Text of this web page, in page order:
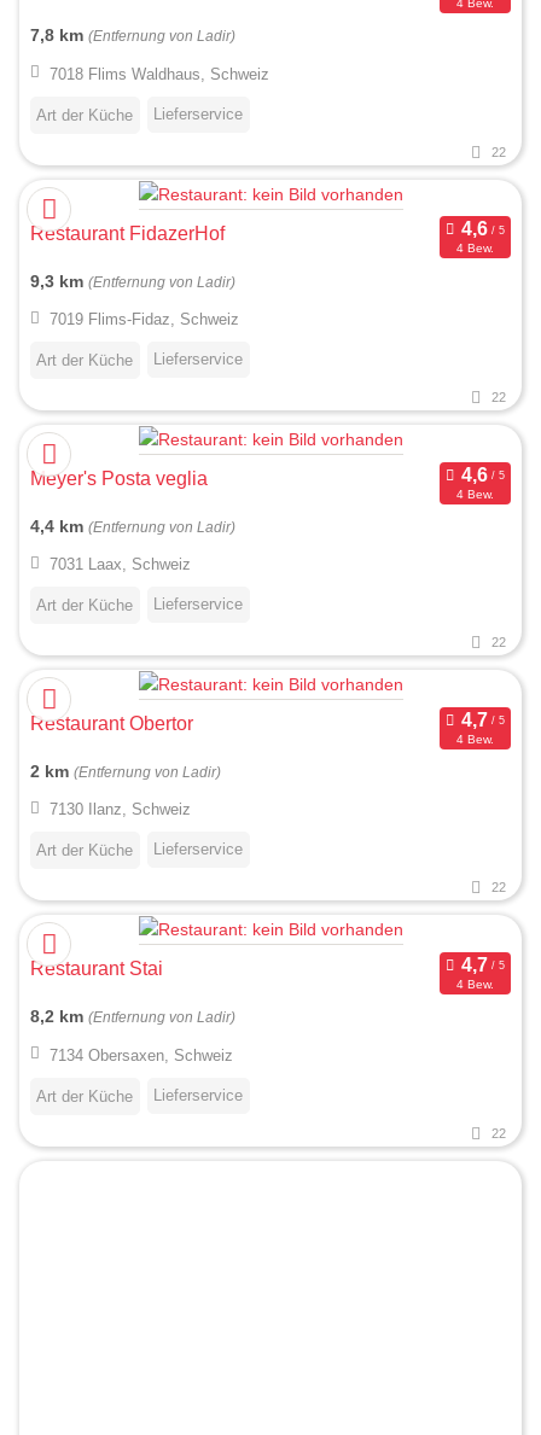
4 Bew.
7,8 km (Entfernung von Ladir)
7018 Flims Waldhaus, Schweiz
Art der Küche Lieferservice
22
Restaurant FidazerHof
4 Bew.
9,3 km (Entfernung von Ladir)
7019 Flims-Fidaz, Schweiz
Art der Küche Lieferservice
22
Meyer's Posta veglia
4 Bew.
4,4 km (Entfernung von Ladir)
7031 Laax, Schweiz
Art der Küche Lieferservice
22
Restaurant Obertor
4 Bew.
2 km (Entfernung von Ladir)
7130 Ilanz, Schweiz
Art der Küche Lieferservice
22
Restaurant Stai
4 Bew.
8,2 km (Entfernung von Ladir)
7134 Obersaxen, Schweiz
Art der Küche Lieferservice
22